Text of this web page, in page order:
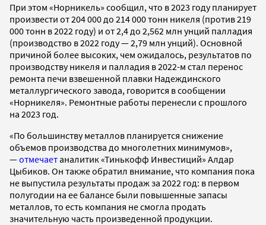
При этом «Норникель» сообщил, что в 2023 году планирует
произвести от 204 000 до 214 000 тонн никеля (против 219
000 тонн в 2022 году) и от 2,4 до 2,562 млн унций палладия
(производство в 2022 году — 2,79 млн унций). Основной
причиной более высоких, чем ожидалось, результатов по
производству никеля и палладия в 2022-м стал перенос
ремонта печи взвешенной плавки Надеждинского
металлургического завода, говорится в сообщении
«Норникеля». Ремонтные работы перенесли с прошлого
на 2023 год.
«По большинству металлов планируется снижение
объемов производства до многолетних минимумов»,
—отмечаетаналитик «Тинькофф Инвестиций» Алдар
Цыбиков. Он также обратил внимание, что компания пока
не выпустила результаты продаж за 2022 год: в первом
полугодии на ее балансе были повышенные запасы
металлов, то есть компания не смогла продать
значительную часть произведенной продукции.